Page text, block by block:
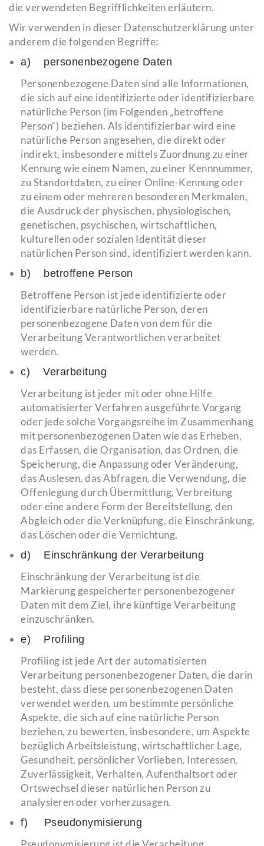
die verwendeten Begrifflichkeiten erläutern.
Wir verwenden in dieser Datenschutzerklärung unter
anderem die folgenden Begriffe:
a) personenbezogene Daten
Personenbezogene Daten sind alle Informationen,
die sich auf eine identifizierte oder identifizierbare
natürliche Person (im Folgenden „betroffene
Person“) beziehen. Als identifizierbar wird eine
natürliche Person angesehen, die direkt oder
indirekt, insbesondere mittels Zuordnung zu einer
Kennung wie einem Namen, zu einer Kennnummer,
zu Standortdaten, zu einer Online-Kennung oder
zu einem oder mehreren besonderen Merkmalen,
die Ausdruck der physischen, physiologischen,
genetischen, psychischen, wirtschaftlichen,
kulturellen oder sozialen Identität dieser
natürlichen Person sind, identifiziert werden kann.
b) betroffene Person
Betroffene Person ist jede identifizierte oder
identifizierbare natürliche Person, deren
personenbezogene Daten von dem für die
Verarbeitung Verantwortlichen verarbeitet
werden.
c) Verarbeitung
Verarbeitung ist jeder mit oder ohne Hilfe
automatisierter Verfahren ausgeführte Vorgang
oder jede solche Vorgangsreihe im Zusammenhang
mit personenbezogenen Daten wie das Erheben,
das Erfassen, die Organisation, das Ordnen, die
Speicherung, die Anpassung oder Veränderung,
das Auslesen, das Abfragen, die Verwendung, die
Offenlegung durch Übermittlung, Verbreitung
oder eine andere Form der Bereitstellung, den
Abgleich oder die Verknüpfung, die Einschränkung,
das Löschen oder die Vernichtung.
d) Einschränkung der Verarbeitung
Einschränkung der Verarbeitung ist die
Markierung gespeicherter personenbezogener
Daten mit dem Ziel, ihre künftige Verarbeitung
einzuschränken.
e) Profiling
Profiling ist jede Art der automatisierten
Verarbeitung personenbezogener Daten, die darin
besteht, dass diese personenbezogenen Daten
verwendet werden, um bestimmte persönliche
Aspekte, die sich auf eine natürliche Person
beziehen, zu bewerten, insbesondere, um Aspekte
bezüglich Arbeitsleistung, wirtschaftlicher Lage,
Gesundheit, persönlicher Vorlieben, Interessen,
Zuverlässigkeit, Verhalten, Aufenthaltsort oder
Ortswechsel dieser natürlichen Person zu
analysieren oder vorherzusagen.
f) Pseudonymisierung